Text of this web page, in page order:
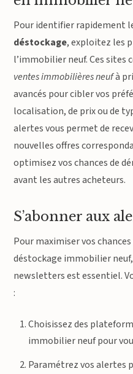
Pour identifier rapidement
déstockage, exploitez les
l’immobilier neuf. Ces sites
ventes immobilières neufà
avancés pour cibler vos
localisation, de prix ou de
alertes vous permet de
nouvelles offres
optimisez vos chances de
avant les autres acheteurs.
S’abonner aux
Pour maximiser vos
déstockage immobilier
newsletters est essentiel.
:
Choisissez des
immobilier neuf pour
Paramétrez vos alertes